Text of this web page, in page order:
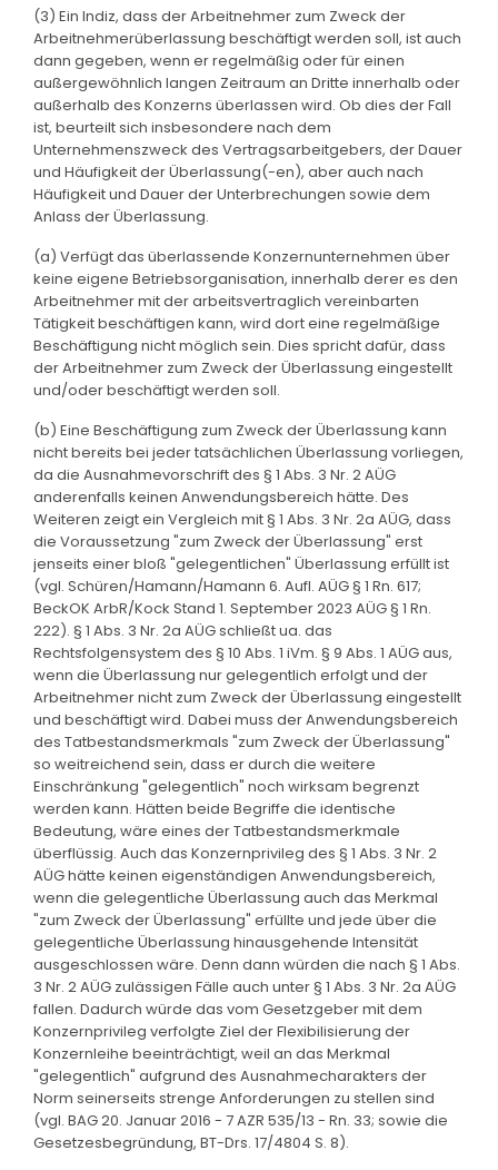
(3) Ein Indiz, dass der Arbeitnehmer zum Zweck der
Arbeitnehmerüberlassung beschäftigt werden soll, ist auch
dann gegeben, wenn er regelmäßig oder für einen
außergewöhnlich langen Zeitraum an Dritte innerhalb oder
außerhalb des Konzerns überlassen wird. Ob dies der Fall
ist, beurteilt sich insbesondere nach dem
Unternehmenszweck des Vertragsarbeitgebers, der Dauer
und Häufigkeit der Überlassung(-en), aber auch nach
Häufigkeit und Dauer der Unterbrechungen sowie dem
Anlass der Überlassung.
(a) Verfügt das überlassende Konzernunternehmen über
keine eigene Betriebsorganisation, innerhalb derer es den
Arbeitnehmer mit der arbeitsvertraglich vereinbarten
Tätigkeit beschäftigen kann, wird dort eine regelmäßige
Beschäftigung nicht möglich sein. Dies spricht dafür, dass
der Arbeitnehmer zum Zweck der Überlassung eingestellt
und/oder beschäftigt werden soll.
(b) Eine Beschäftigung zum Zweck der Überlassung kann
nicht bereits bei jeder tatsächlichen Überlassung vorliegen,
da die Ausnahmevorschrift des § 1 Abs. 3 Nr. 2 AÜG
anderenfalls keinen Anwendungsbereich hätte. Des
Weiteren zeigt ein Vergleich mit § 1 Abs. 3 Nr. 2a AÜG, dass
die Voraussetzung "zum Zweck der Überlassung" erst
jenseits einer bloß "gelegentlichen" Überlassung erfüllt ist
(vgl. Schüren/Hamann/Hamann 6. Aufl. AÜG § 1 Rn. 617;
BeckOK ArbR/Kock Stand 1. September 2023 AÜG § 1 Rn.
222). § 1 Abs. 3 Nr. 2a AÜG schließt ua. das
Rechtsfolgensystem des § 10 Abs. 1 iVm. § 9 Abs. 1 AÜG aus,
wenn die Überlassung nur gelegentlich erfolgt und der
Arbeitnehmer nicht zum Zweck der Überlassung eingestellt
und beschäftigt wird. Dabei muss der Anwendungsbereich
des Tatbestandsmerkmals "zum Zweck der Überlassung"
so weitreichend sein, dass er durch die weitere
Einschränkung "gelegentlich" noch wirksam begrenzt
werden kann. Hätten beide Begriffe die identische
Bedeutung, wäre eines der Tatbestandsmerkmale
überflüssig. Auch das Konzernprivileg des § 1 Abs. 3 Nr. 2
AÜG hätte keinen eigenständigen Anwendungsbereich,
wenn die gelegentliche Überlassung auch das Merkmal
"zum Zweck der Überlassung" erfüllte und jede über die
gelegentliche Überlassung hinausgehende Intensität
ausgeschlossen wäre. Denn dann würden die nach § 1 Abs.
3 Nr. 2 AÜG zulässigen Fälle auch unter § 1 Abs. 3 Nr. 2a AÜG
fallen. Dadurch würde das vom Gesetzgeber mit dem
Konzernprivileg verfolgte Ziel der Flexibilisierung der
Konzernleihe beeinträchtigt, weil an das Merkmal
"gelegentlich" aufgrund des Ausnahmecharakters der
Norm seinerseits strenge Anforderungen zu stellen sind
(vgl. BAG 20. Januar 2016 - 7 AZR 535/13 - Rn. 33; sowie die
Gesetzesbegründung, BT-Drs. 17/4804 S. 8).